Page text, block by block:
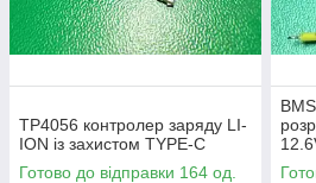
TP4056 контролер заряду LI-
ION із захистом TYPE-C
Готово до відправки 164 од.